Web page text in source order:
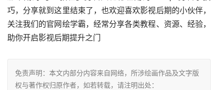
巧，分享就到这里结束了，也欢迎喜欢影视后期的小伙伴，
关注我们的官网绘学霸，经常分享各类教程、资源、经验，
助你开启影视后期提升之门
免责声明：本文内部分内容来自网络，所涉绘画作品及文字版
权与著作权归原作者，如若转载，请注明出处：